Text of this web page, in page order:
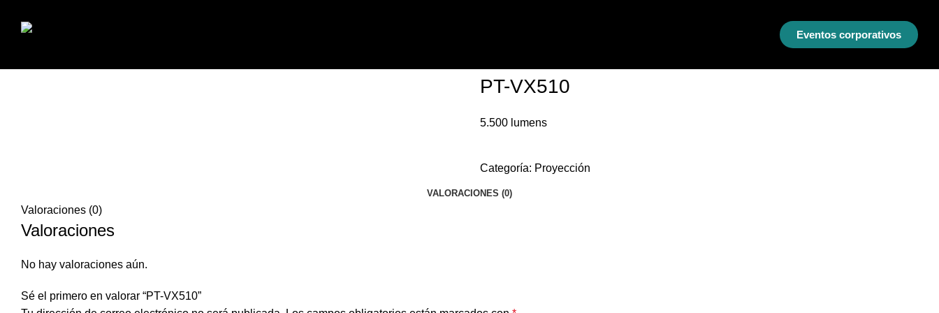
Eventos corporativos
PT-VX510
5.500 lumens
Categoría: Proyección
VALORACIONES (0)
Valoraciones (0)
Valoraciones
No hay valoraciones aún.
Sé el primero en valorar “PT-VX510”